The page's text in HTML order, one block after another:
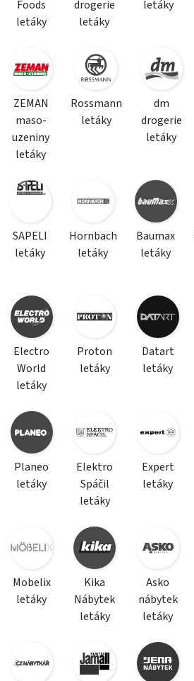
Foods
letáky
drogerie
letáky
letáky
ZEMAN
maso-
uzeniny
letáky
Rossmann
letáky
dm
drogerie
letáky
SAPELI
letáky
Hornbach
letáky
Baumax
letáky
Electro
World
letáky
Proton
letáky
Datart
letáky
Planeo
letáky
Elektro
Spáčil
letáky
Expert
letáky
Mobelix
letáky
Kika
Nábytek
letáky
Asko
nábytek
letáky